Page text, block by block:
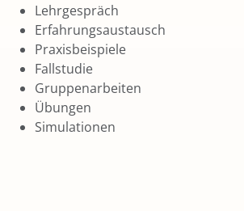
Lehrgespräch
Erfahrungsaustausch
Praxisbeispiele
Fallstudie
Gruppenarbeiten
Übungen
Simulationen